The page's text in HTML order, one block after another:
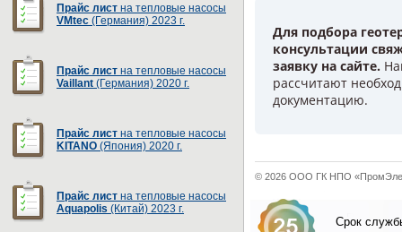
Прайс лист на тепловые насосы
VMtec (Германия) 2023 г.
Прайс лист на тепловые насосы
Vaillant (Германия) 2020 г.
Прайс лист на тепловые насосы
KITANO (Япония) 2020 г.
Прайс лист на тепловые насосы
Aquapolis (Китай) 2023 г.
Для подбора
консультации
заявку на сайте.
рассчитают
документацию.
© 2026 ООО ГК НПО
Срок